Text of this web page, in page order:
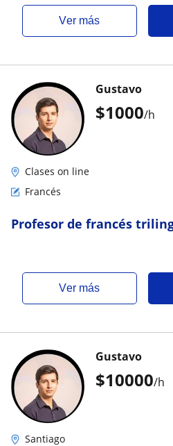
ver más
$1000/h
Gustavo
Clases on line
Francés
Profesor de francés
ver más
$10000/h
Gustavo
Santiago